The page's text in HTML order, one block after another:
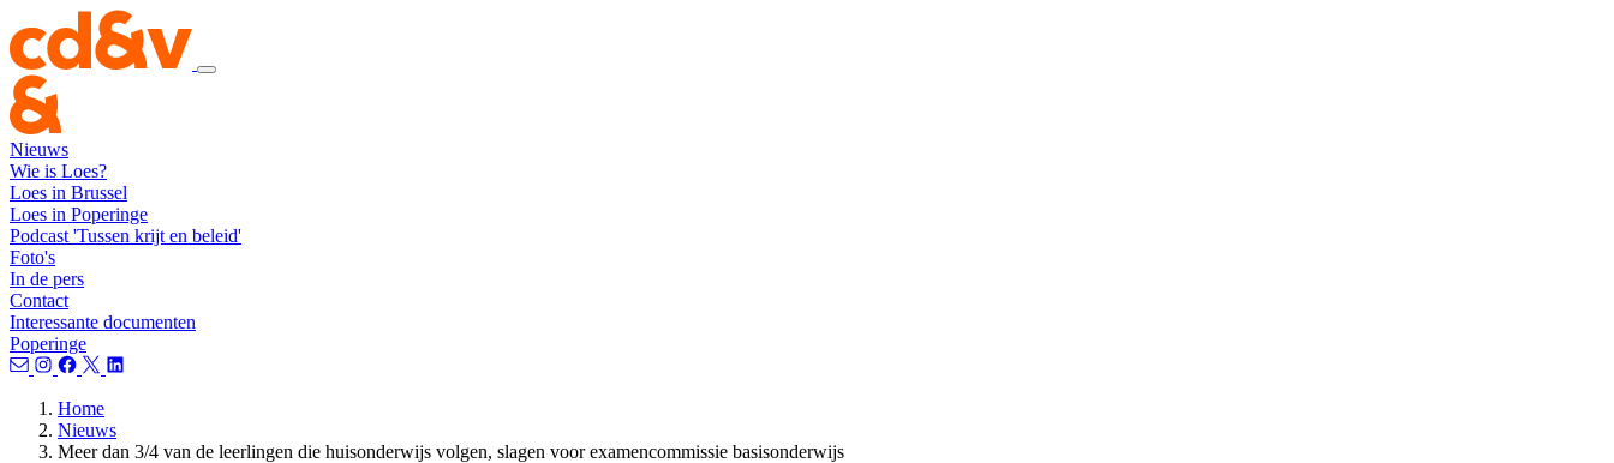
Nieuws
Wie is Loes?
Loes in Brussel
Loes in Poperinge
Podcast 'Tussen krijt en beleid'
Foto's
In de pers
Contact
Interessante documenten
Poperinge
Home
Nieuws
Meer dan 3/4 van de leerlingen die huisonderwijs volgen, slagen voor examencommissie basisonderwijs